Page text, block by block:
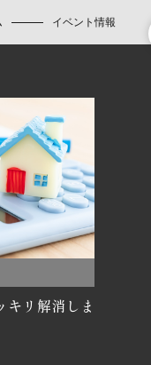
イベント情報
リ解消しま